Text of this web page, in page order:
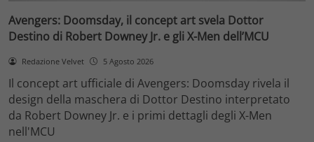
Avengers: Doomsday, il concept art svela Dottor
Destino di Robert Downey Jr. e gli X-Men dell’MCU
Redazione Velvet 5 Agosto 2026
Il concept art ufficiale di Avengers: Doomsday rivela il
design della maschera di Dottor Destino interpretato
da Robert Downey Jr. e i primi dettagli degli X-Men
nell'MCU